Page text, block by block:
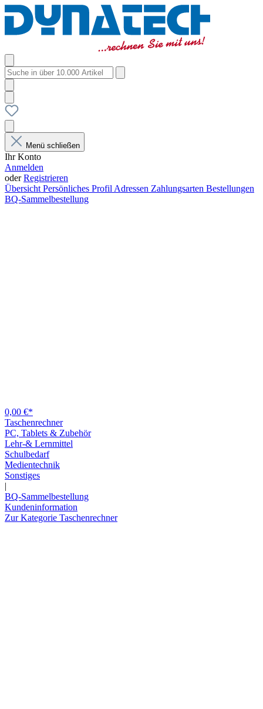
Menü schließen
Ihr Konto
Anmelden
oderRegistrieren
Übersicht Persönliches Profil Adressen Zahlungsarten Bestellungen
BQ-Sammelbestellung
0,00 €*
Taschenrechner
PC, Tablets & Zubehör
Lehr-& Lernmittel
Schulbedarf
Medientechnik
Sonstiges
|
BQ-Sammelbestellung
Kundeninformation
Zur Kategorie Taschenrechner